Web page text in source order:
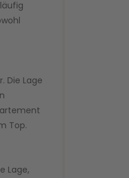
Die Lage
Top.
Lage,